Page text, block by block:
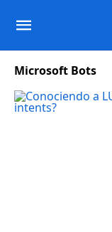
Microsoft Bots